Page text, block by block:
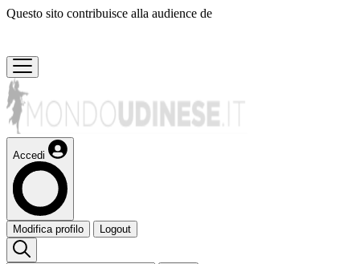
Questo sito contribuisce alla audience de
Accedi
Modifica profilo Logout